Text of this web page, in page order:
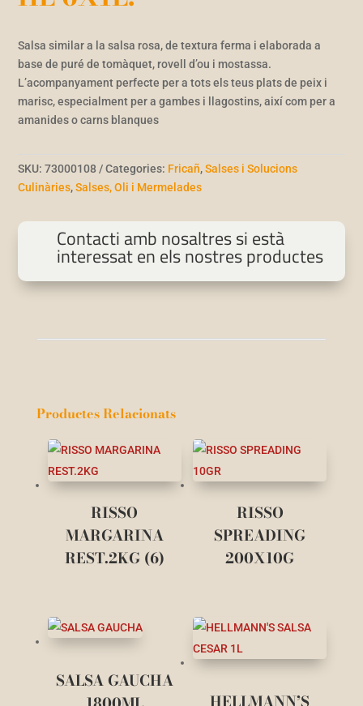
Salsa similar a la salsa rosa, de textura ferma i elaborada a
base de puré de tomàquet, rovell d’ou i mostassa.
L’acompanyament perfecte per a tots els teus plats de peix i
marisc, especialment per a gambes i llagostins, així com per a
amanides o carns blanques
SKU:73000108 Categories: Fricañ,Salses i Solucions
Culinàries,Salses, Oli i Mermelades
Contacti amb nosaltres si està
interessat en els nostres productes
Productes Relacionats
RISSO
MARGARINA
REST.2KG (6)
RISSO
SPREADING
200X10G
SALSA GAUCHA
HELLMANN’S